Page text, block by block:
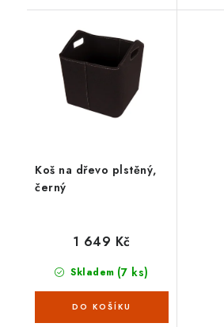
Koš na dřevo plstěný,
černý
Skladem (7 ks)
1 649 Kč